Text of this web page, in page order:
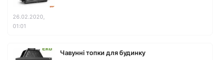
26.02.2020,
01:01
Чавунні топки для будинку